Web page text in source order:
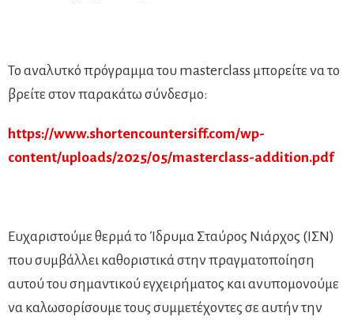
Το αναλυτκό πρόγραμμα του masterclass μπορείτε να το
βρείτε στον παρακάτω σύνδεσμο:
https://www.shortencountersiff.com/wp-
content/uploads/2025/05/masterclass-addition.pdf
Ευχαριστούμε θερμά το Ίδρυμα Σταύρος Νιάρχος (ΙΣΝ)
που συμβάλλει καθοριστικά στην πραγματοποίηση
αυτού του σημαντικού εγχειρήματος και ανυπομονούμε
να καλωσορίσουμε τους συμμετέχοντες σε αυτήν την